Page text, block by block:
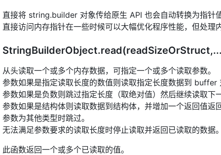
直接将 string.builder 对象传给原生 API 也会自动转换为指针
直接访问内存指针在一些时候可以大幅优化程序性能，但处理
从头读取一个或多个内存数据，可指定一个或多个读取参数。
参数如果是指定读取长度的数值则读取指定长度数据到 buffer
参数如果是负数则跳过指定长度（取绝对值）然后继续读取下
参数如果是结构体则读取数据到结构体，并增加一个返回值返
参数为其他类型时跳过。
无法满足参数要求的读取长度时停止读取并返回已读取的数据
此函数返回一个或多个已读取的值。